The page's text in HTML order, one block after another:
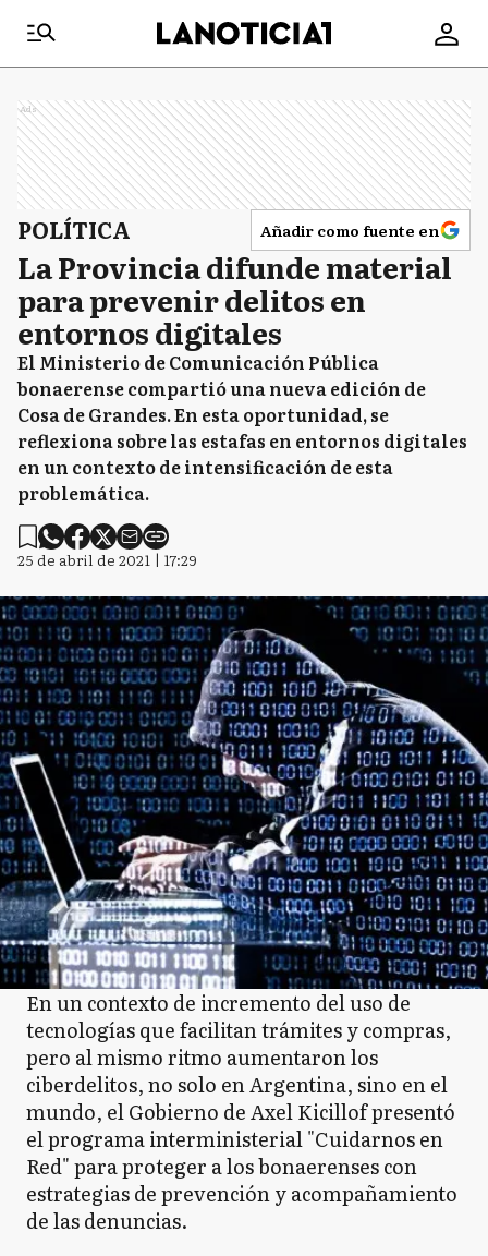
Ads
POLÍTICA Añadir como fuente en
La Provincia difunde material
para prevenir delitos en
entornos digitales
El Ministerio de Comunicación Pública
bonaerense compartió una nueva edición de
Cosa de Grandes. En esta oportunidad, se
reflexiona sobre las estafas en entornos digitales
en un contexto de intensificación de esta
problemática.
25 de abril de 2021 | 17:29
En un contexto de incremento del uso de
tecnologías que facilitan trámites y compras,
pero al mismo ritmo aumentaron los
ciberdelitos, no solo en Argentina, sino en el
mundo, el Gobierno de Axel Kicillof presentó
el programa interministerial "Cuidarnos en
Red" para proteger a los bonaerenses con
estrategias de prevención y acompañamiento
de las denuncias.